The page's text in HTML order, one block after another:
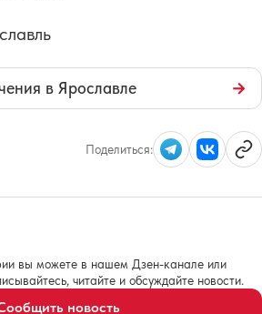
в Ярославле →
Поделиться:
вы можете в нашем Дзен-канале или
читайте и обсуждайте новости.
новость